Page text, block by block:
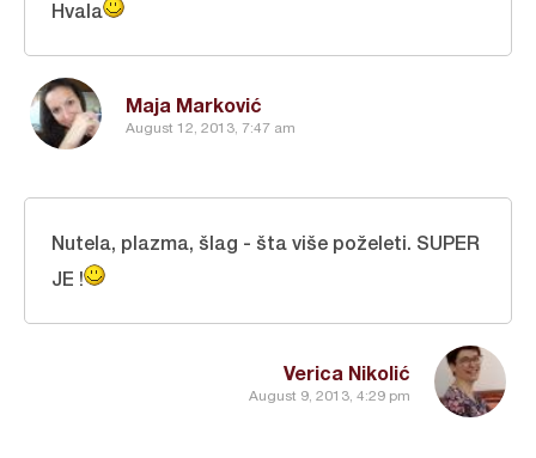
Maja Marković
August 12, 2013, 7:47 am
Hvala
Verica Nikolić
August 9, 2013, 4:29 pm
Nutela, plazma, šlag - šta više poželeti. SUPER
JE !